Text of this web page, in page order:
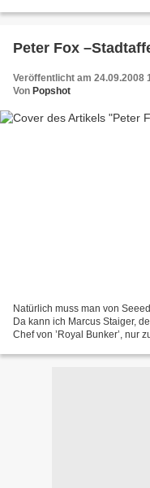
Peter Fox
Veröffentlicht am 24.09.2008
Von Popshot
Natürlich muss man von
Da kann ich Marcus Staiger,
Chef von ’Royal Bunker’, nur